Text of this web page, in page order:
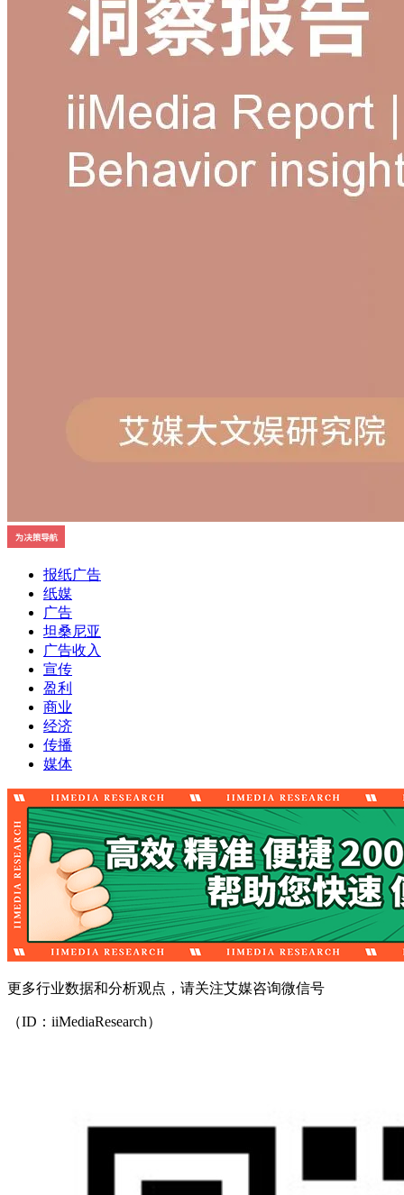
报纸广告
纸媒
广告
坦桑尼亚
广告收入
宣传
盈利
商业
经济
传播
媒体
更多行业数据和分析观点，请关注艾媒咨询微信号
（ID：iiMediaResearch）